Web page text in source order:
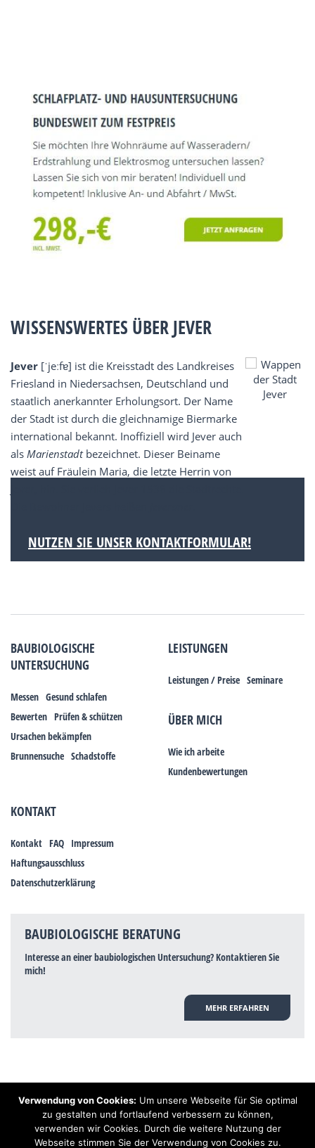
WISSENSWERTES ÜBER JEVER
Jever [ˈjeːfɐ] ist die Kreisstadt des Landkreises
Friesland in Niedersachsen, Deutschland und
staatlich anerkannter Erholungsort. Der Name
der Stadt ist durch die gleichnamige Biermarke
international bekannt. Inoffiziell wird Jever auch
als Marienstadtbezeichnet. Dieser Beiname
weist auf Fräulein Maria, die letzte Herrin von
NUTZEN SIE UNSER KONTAKTFORMULAR!
BAUBIOLOGISCHE
UNTERSUCHUNG
Messen Gesund schlafen
Bewerten Prüfen & schützen
Ursachen bekämpfen
Brunnensuche Schadstoffe
LEISTUNGEN
Leistungen / Preise Seminare
ÜBER MICH
Wie ich arbeite
Kundenbewertungen
KONTAKT
Kontakt FAQ Impressum
Haftungsausschluss
Datenschutzerklärung
BAUBIOLOGISCHE BERATUNG
Interesse an einer baubiologischen Untersuchung? Kontaktieren Sie
mich!
MEHR ERFAHREN
Hinweis: Trotz zahlreicher Studien, die einen Zusammenhang zwischen
Elektrosmog und gesundheitlichen Problemen aufzeigen, ist es von der
praktischen Schulmedizin bisher wissenschaftlich nicht anerkannt, dass
Elektrosmog und Erdstrahlen gesundheitliche Auswirkungen haben können.
Verwendung von Cookies: Um unsere Webseite für Sie optimal
zu gestalten und fortlaufend verbessern zu können,
verwenden wir Cookies. Durch die weitere Nutzung der
Webseite stimmen Sie der Verwendung von Cookies zu.